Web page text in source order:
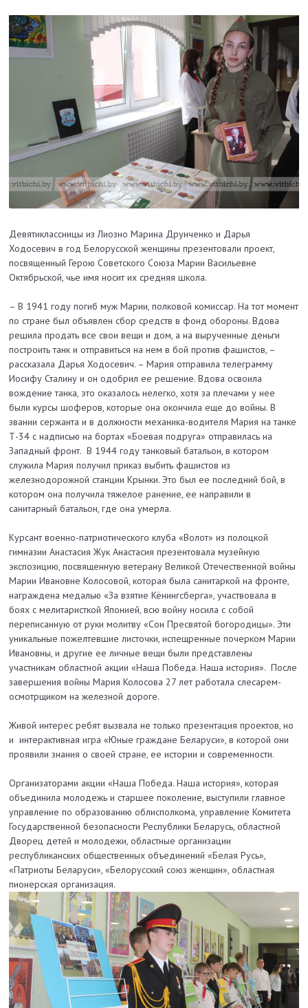
Девятиклассницы из Лиозно Марина Друнченко и Дарья
Ходосевич в год Белорусской женщины презентовали проект,
посвященный Герою Советского Союза Марии Васильевне
Октябрьской, чье имя носит их средняя школа.
– В 1941 году погиб муж Марии, полковой комиссар. На тот момент
по стране был объявлен сбор средств в фонд обороны. Вдова
решила продать все свои вещи и дом, а на вырученные деньги
построить танк и отправиться на нем в бой против фашистов, –
рассказала Дарья Ходосевич. – Мария отправила телеграмму
Иосифу Сталину и он одобрил ее решение. Вдова освоила
вождение танка, это оказалось нелегко, хотя за плечами у нее
были курсы шоферов, которые она окончила еще до войны. В
звании сержанта и в должности механика-водителя Мария на танке
Т-34 с надписью на бортах «Боевая подруга» отправилась на
Западный фронт. В 1944 году танковый батальон, в котором
служила Мария получил приказ выбить фашистов из
железнодорожной станции Крынки. Это был ее последний бой, в
котором она получила тяжелое ранение, ее направили в
санитарный батальон, где она умерла.
Курсант военно-патриотического клуба «Волот» из полоцкой
гимназии Анастасия Жук Анастасия презентовала музейную
экспозицию, посвященную ветерану Великой Отечественной войны
Марии Ивановне Колосовой, которая была санитаркой на фронте,
награждена медалью «За взятие Кёнингсберга», участвовала в
боях с мелитаристкой Японией, всю войну носила с собой
переписанную от руки молитву «Сон Пресвятой богородицы». Эти
уникальные пожелтевшие листочки, испещренные почерком Марии
Ивановны, и другие ее личные вещи были представлены
участникам областной акции «Наша Победа. Наша история». После
завершения войны Мария Колосова 27 лет работала слесарем-
осмотрщиком на железной дороге.
Живой интерес ребят вызвала не только презентация проектов, но
и интерактивная игра «Юные граждане Беларуси», в которой они
проявили знания о своей стране, ее истории и современности.
Организаторами акции «Наша Победа. Наша история», которая
объединила молодежь и старшее поколение, выступили главное
управление по образованию облисполкома, управление Комитета
Государственной безопасности Республики Беларусь, областной
Дворец детей и молодежи, областные организации
республиканских общественных объединений «Белая Русь»,
«Патриоты Беларуси», «Белорусский союз женщин», областная
пионерская организация.